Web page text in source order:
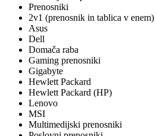
Prenosniki
2v1 (prenosnik in tablica v enem)
Asus
Dell
Domača raba
Gaming prenosniki
Gigabyte
Hewlett Packard
Hewlett Packard (HP)
Lenovo
MSI
Multimedijski prenosniki